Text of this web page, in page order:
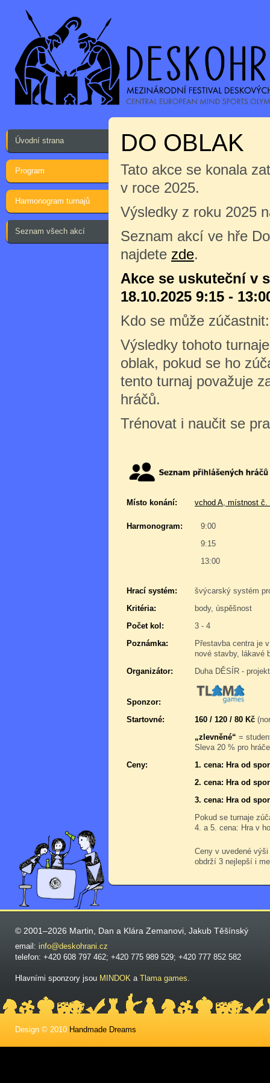
Úvodní strana
Program
Harmonogram turnajů
Seznam všech akcí
DO OBLAK
Tato akce se konala
v roce 2025.
Výsledky z roku 2025
Seznam akcí ve hře
najdete zde.
Akce se uskuteční v
18.10.2025 9:15 -
Kdo se může
Výsledky tohoto
oblak, pokud se ho
tento turnaj považuje
hráčů.
Trénovat i naučit se
Místo konání: vchod A, místnost č.
Harmonogram:
9:00
9:15
13:00
Hrací systém:
švýcarský systém
Kritéria:
body, úspěšnost
Počet kol:
3 - 4
Poznámka:
Přestavba centra je
nové stavby, lákavé
Organizátor:
Duha DĚSÍR -
Sponzor:
Startovné:
160 / 120 / 80 Kč
„zlevněné“ =
Sleva 20 % pro
Ceny:
1. cena: Hra od
2. cena: Hra od
3. cena: Hra od
Pokud se turnaje
4. a 5. cena: Hra v
Ceny v uvedené
obdrží 3 nejlepší i
© 2001–2026 Martin, Dan a Klára Zemanovi, Jakub Těšínský
email: info@deskohrani.cz
telefon: +420 608 797 462; +420 775 989 529; +420 777 852 582
Hlavními sponzory jsou MINDOK a Tlama games.
Design © 2010 Handmade Dreams